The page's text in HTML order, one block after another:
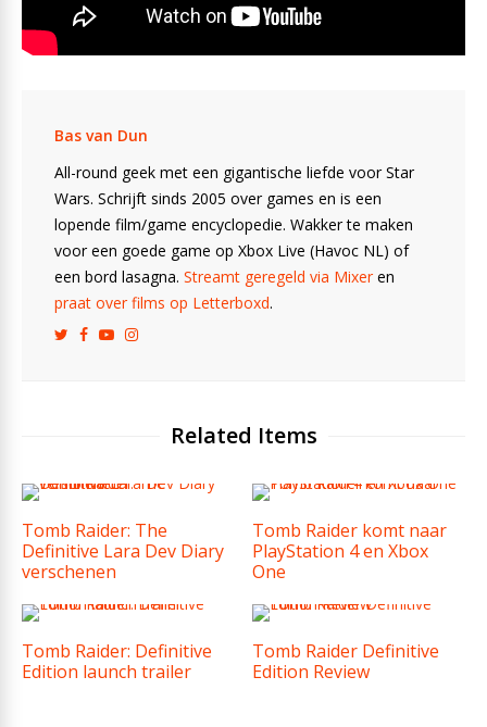
Bas van Dun
All-round geek met een gigantische liefde voor Star
Wars. Schrijft sinds 2005 over games en is een
lopende film/game encyclopedie. Wakker te maken
voor een goede game op Xbox Live (Havoc NL) of
een bord lasagna. Streamt geregeld via Mixeren
praat over films op Letterboxd.
Related Items
Tomb Raider: The
Definitive Lara Dev Diary
verschenen
Tomb Raider komt naar
PlayStation 4 en Xbox
One
Tomb Raider: Definitive
Edition launch trailer
Tomb Raider Definitive
Edition Review